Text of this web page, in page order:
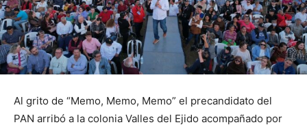
Al grito de “Memo, Memo, Memo” el precandidato del
PAN arribó a la colonia Valles del Ejido acompañado por